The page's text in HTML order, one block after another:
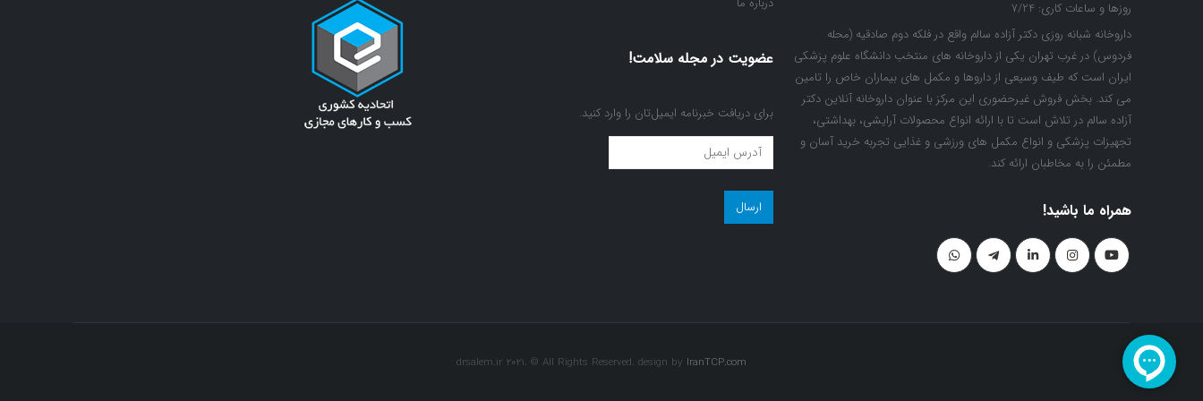
روزها و ساعات کاری: 7/24
داروخانه شبانه روزی دکتر آزاده سالم واقع در فلکه دوم صادقیه (محله
فردوس) در غرب تهران یکی از داروخانه های منتخب دانشگاه علوم پزشکی
ایران است که طیف وسیعی از داروها و مکمل های بیماران خاص را تامین
می کند. بخش فروش غیرحضوری این مرکز با عنوان داروخانه آنلاین دکتر
آزاده سالم در تلاش است تا با ارائه انواع محصولات آرایشی، بهداشتی،
تجهیزات پزشکی و انواع مکمل های ورزشی و غذایی تجربه خرید آسان و
مطمئن را به مخاطبان ارائه کند.
همراه ما باشید!
عضویت در مجله سلامت!
برای دریافت خبرنامه ایمیل‌تان را وارد کنید.
عضویت
در
مجله
سلامت!
drsalem.ir 2021. © All Rights Reserved. design by IranTCP.com